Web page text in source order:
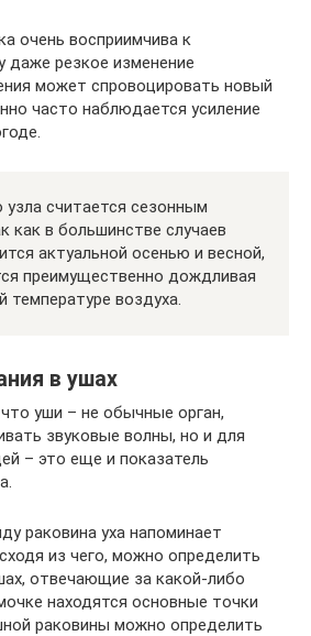
очень восприимчива к
даже резкое изменение
может спровоцировать новый
часто наблюдается усиление
узла считается сезонным
как в большинстве случаев
актуальной осенью и весной,
преимущественно дождливая
температуре воздуха.
в ушах
уши – не обычные орган,
звуковые волны, но и для
– это еще и показатель
раковина уха напоминает
из чего, можно определить
отвечающие за какой-либо
находятся основные точки
раковины можно определить